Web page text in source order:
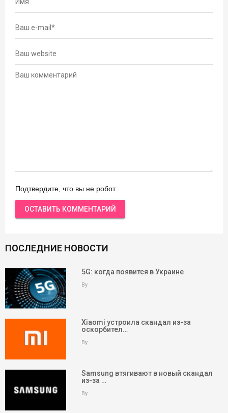
Подтвердите, что вы не робот
ПОСЛЕДНИЕ НОВОСТИ
5G: когда появится в Украине
By
Xiaomi устроила скандал из-за
оскорбител…
By
Samsung втягивают в новый скандал
из-за …
By